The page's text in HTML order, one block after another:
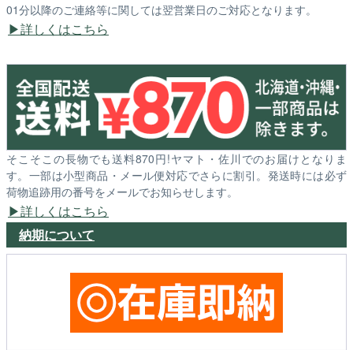
01分以降のご連絡等に関しては翌営業日のご対応となります。
詳しくはこちら
そこそこの長物でも送料870円!ヤマト・佐川でのお届けとなりま
す。一部は小型商品・メール便対応でさらに割引。発送時には必ず
荷物追跡用の番号をメールでお知らせします。
詳しくはこちら
納期について